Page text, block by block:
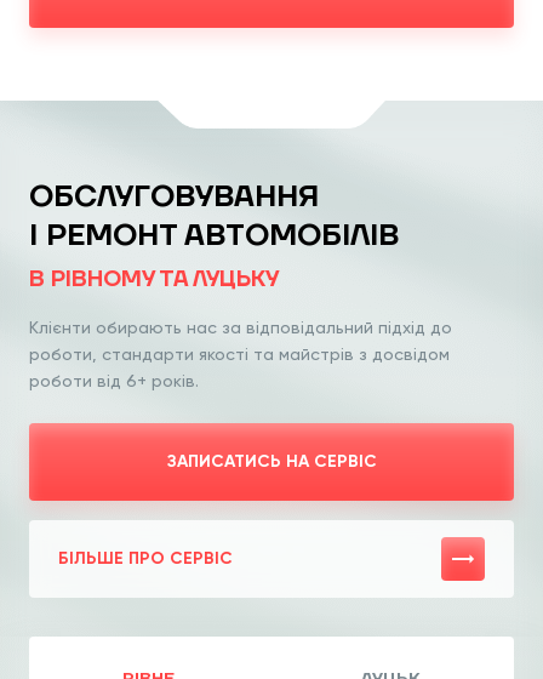
ОБСЛУГОВУВАННЯ
І РЕМОНТ АВТОМОБІЛІВ
В РІВНОМУ ТА ЛУЦЬКУ
Клієнти обирають нас за відповідальний підхід до
роботи, стандарти якості та майстрів з досвідом
роботи від 6+ років.
ЗАПИСАТИСЬ НА СЕРВІС
БІЛЬШЕ ПРО СЕРВІС